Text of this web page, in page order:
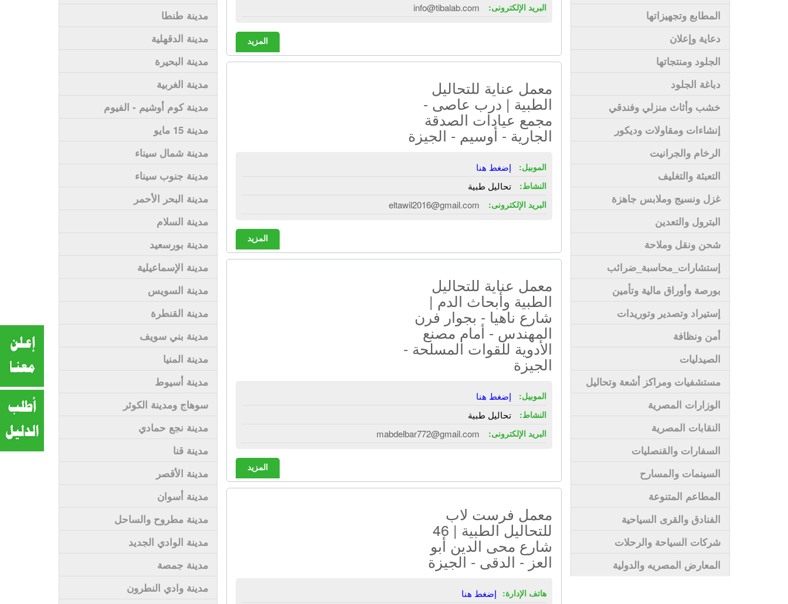
المطابع وتجهيزاتها
دعاية وإعلان
الجلود ومنتجاتها
دباغة الجلود
خشب وأثاث منزلي وفندقي
إنشاءات ومقاولات وديكور
الرخام والجرانيت
التعبئة والتغليف
غزل ونسيج وملابس جاهزة
البترول والتعدين
شحن ونقل وملاحة
إستشارات_محاسبة_ضرائب
بورصة وأوراق مالية وتأمين
إستيراد وتصدير وتوريدات
أمن ونظافة
الصيدليات
مستشفيات ومراكز أشعة وتحاليل
الوزارات المصرية
النقابات المصرية
السفارات والقنصليات
السينمات والمسارح
المطاعم المتنوعة
الفنادق والقرى السياحية
شركات السياحة والرحلات
المعارض المصريه والدولية
البريد الإلكترونى: info@tibalab.com
المزيد
معمل عناية للتحاليل
الطبية | درب عاصى -
مجمع عيادات الصدقة
الجارية - أوسيم - الجيزة
الموبيل: إضغط هنا
النشاط: تحاليل طبية
البريد الإلكترونى: eltawil2016@gmail.com
المزيد
معمل عناية للتحاليل
الطبية وأبحاث الدم |
شارع ناهيا - بجوار فرن
المهندس - أمام مصنع
الأدوية للقوات المسلحة -
الجيزة
الموبيل: إضغط هنا
النشاط: تحاليل طبية
البريد الإلكترونى: mabdelbar772@gmail.com
المزيد
معمل فرست لاب
للتحاليل الطبية | 46
شارع محى الدين أبو
العز - الدقى - الجيزة
هاتف الإدارة: إضغط هنا
مدينة طنطا
مدينة الدقهلية
مدينة البحيرة
مدينة الغربية
مدينة كوم أوشيم - الفيوم
مدينة 15 مايو
مدينة شمال سيناء
مدينة جنوب سيناء
مدينة البحر الأحمر
مدينة السلام
مدينة بورسعيد
مدينة الإسماعيلية
مدينة السويس
مدينة القنطرة
مدينة بني سويف
مدينة المنيا
مدينة أسيوط
سوهاج ومدينة الكوثر
مدينة نجع حمادي
مدينة قنا
مدينة الأقصر
مدينة أسوان
مدينة مطروح والساحل
مدينة الوادي الجديد
مدينة جمصة
مدينة وادي النطرون